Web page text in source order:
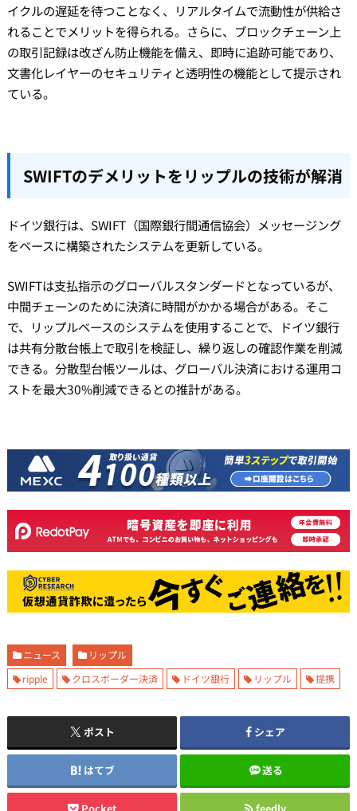
イクルの遅延を待つことなく、リアルタイムで流動性が供給さ
れることでメリットを得られる。さらに、ブロックチェーン上
の取引記録は改ざん防止機能を備え、即時に追跡可能であり、
文書化レイヤーのセキュリティと透明性の機能として提示され
ている。
SWIFTのデメリットをリップルの技術が解消
ドイツ銀行は、SWIFT（国際銀行間通信協会）メッセージング
をベースに構築されたシステムを更新している。
SWIFTは支払指示のグローバルスタンダードとなっているが、
中間チェーンのために決済に時間がかかる場合がある。そこ
で、リップルベースのシステムを使用することで、ドイツ銀行
は共有分散台帳上で取引を検証し、繰り返しの確認作業を削減
できる。分散型台帳ツールは、グローバル決済における運用コ
ストを最大30%削減できるとの推計がある。
ニュース
リップル
ripple
クロスボーダー決済 ドイツ銀行 リップル 提携
ポスト シェア
はてブ 送る
Pocket feedly